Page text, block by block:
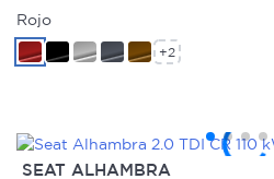
Rojo
+2
SEAT ALHAMBRA